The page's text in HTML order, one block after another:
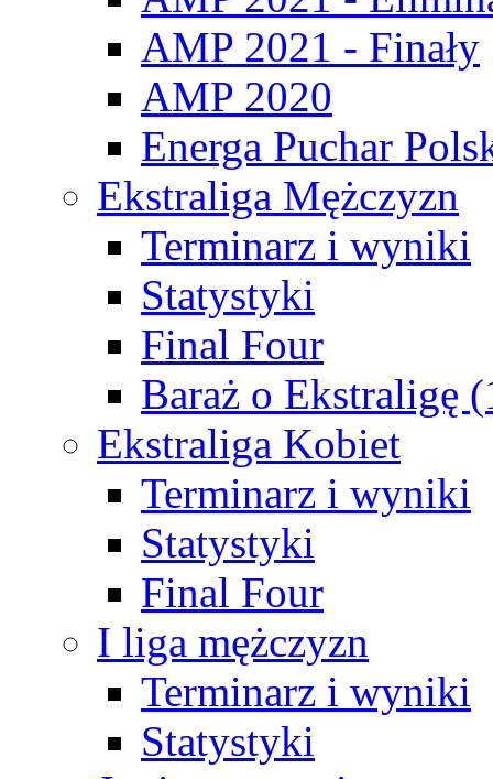
AMP 2021 - Finały
AMP 2020
Energa Puchar
Ekstraliga Mężczyzn
Terminarz i wyniki
Statystyki
Final Four
Baraż o Ekstraligę
Ekstraliga Kobiet
Terminarz i wyniki
Statystyki
Final Four
I liga mężczyzn
Terminarz i wyniki
Statystyki